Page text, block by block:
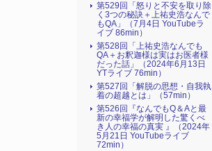
第529回「怒りと不安を取り除
く3つの秘訣＋上祐史浩なんで
もQA」（7月4日 YouTubeラ
イブ 86min）
第528回「上祐史浩なんでも
QA＋お釈迦様は実はお医者様
だった話」（2024年6月13日
YTライブ 76min）
第527回「解脱の思想・自我執
着の超越とは」（57min）
第526回『なんでもQ＆Aと最
新の幸福学が解明した驚くべ
き人の幸福の真実 』（2024年
5月21日 YouTubeライブ
72min）